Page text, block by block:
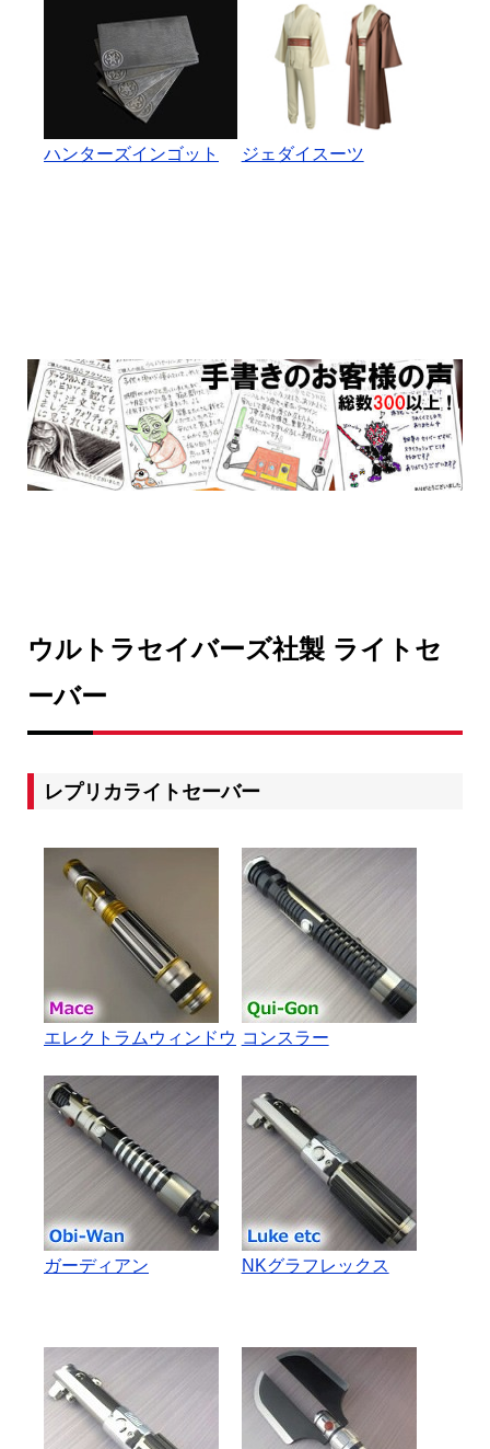
ハンターズインゴット ジェダイスーツ
ウルトラセイバーズ社製 ライトセ
ーバー
レプリカライトセーバー
エレクトラムウィンドウ コンスラー
ガーディアン NKグラフレックス